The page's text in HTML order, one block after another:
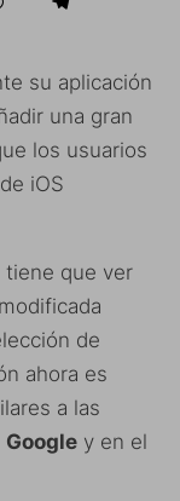
su aplicación
una gran
los usuarios
iOS
tiene que ver
de
ahora es
a las
Google y en el